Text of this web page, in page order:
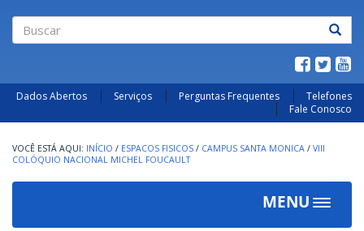
Dados Abertos Serviços Perguntas Frequentes
Telefones
Fale Conosco
INÍCIO / ESPACOS FISICOS / CAMPUS SANTA MONICA / VIII
COLÓQUIO NACIONAL MICHEL FOUCAULT
MENU
Toggle